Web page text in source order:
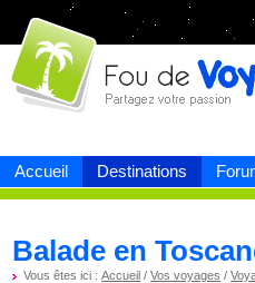
Accueil Destinations
Fou devoyage
Balade en
Vous êtes ici :Accueil /Vos voyages /